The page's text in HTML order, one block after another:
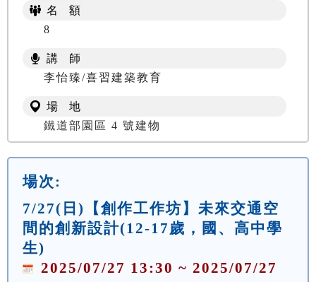
名 額
8
講 師
李怡臻/喜習建築教育
場 地
鐵道部園區 4 號建物
場次:
7/27(日)【創作工作坊】未來交通空
間的創新設計(12-17歲，國、高中學
生)
2025/07/27 13:30 ~ 2025/07/27